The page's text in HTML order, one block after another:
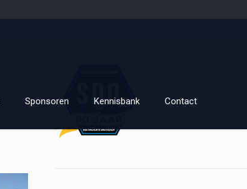
Sponsoren Kennisbank Contact